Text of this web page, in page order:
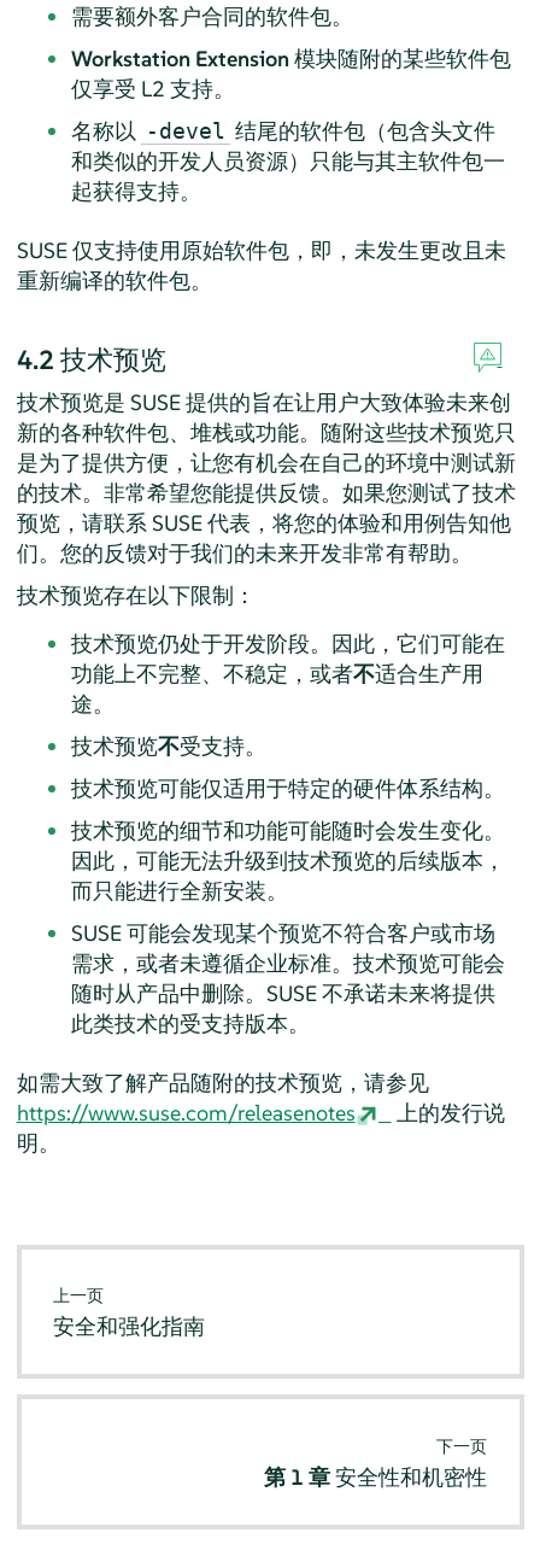
需要额外客户合同的软件包。
Workstation Extension模块随附的某些软件包
仅享受 L2 支持。
名称以 -devel 结尾的软件包（包含头文件
和类似的开发人员资源）只能与其主软件包一
起获得支持。
SUSE 仅支持使用原始软件包，即，未发生更改且未
重新编译的软件包。
4.2 技术预览
技术预览是 SUSE 提供的旨在让用户大致体验未来创
新的各种软件包、堆栈或功能。随附这些技术预览只
是为了提供方便，让您有机会在自己的环境中测试新
的技术。非常希望您能提供反馈。如果您测试了技术
预览，请联系 SUSE 代表，将您的体验和用例告知他
们。您的反馈对于我们的未来开发非常有帮助。
技术预览存在以下限制：
技术预览仍处于开发阶段。因此，它们可能在
功能上不完整、不稳定，或者不适合生产用
途。
技术预览不受支持。
技术预览可能仅适用于特定的硬件体系结构。
技术预览的细节和功能可能随时会发生变化。
因此，可能无法升级到技术预览的后续版本，
而只能进行全新安装。
SUSE 可能会发现某个预览不符合客户或市场
需求，或者未遵循企业标准。技术预览可能会
随时从产品中删除。SUSE 不承诺未来将提供
此类技术的受支持版本。
如需大致了解产品随附的技术预览，请参见
https://www.suse.com/releasenotes
上的发行说
明。
上一页
安全和强化指南
下一页
第 1 章安全性和机密性